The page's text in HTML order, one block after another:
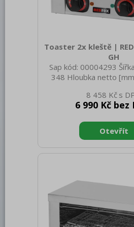
Bufety, drop-in, vitríny,
vodní lázně
REDFOX 600
REDFOX 900
Volně stojící moduly
Nerezový program
Příprava masa a zeleniny
Pizza program
Konvektomaty
Toaster 2x kleště |
GH
Sap kód: 00004293
348 Hloubka netto
8.00 Šířka brutto [mm]:
brutto [mm]: 395 Výška
spotřebiče:
Konstruční typ zařízení:
Nerez Příkon
krytí ovládacích prvků:
Ano
8 458 Kč
6 990 Kč bez